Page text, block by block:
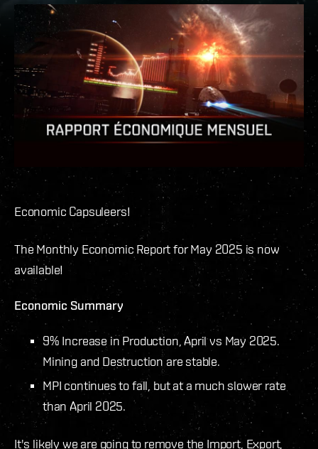
Economic Capsuleers!
The Monthly Economic Report for May 2025 is now
available!
Economic Summary
9% Increase in Production, April vs May 2025.
Mining and Destruction are stable.
MPI continues to fall, but at a much slower rate
than April 2025.
It's likely we are going to remove the Import, Export,